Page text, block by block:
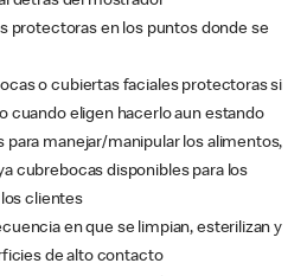
protectoras en los puntos donde se
o cubiertas faciales protectoras si
cuando eligen hacerlo aun estando
para manejar/manipular los alimentos,
cubrebocas disponibles para los
clientes
en que se limpian, esterilizan y
de alto contacto